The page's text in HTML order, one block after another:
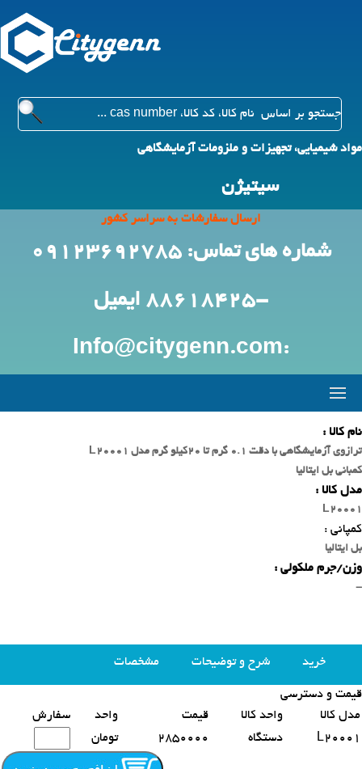
مواد شیمیایی، تجهیزات و ملزومات آزمایشگاهی
سیتیژن
ارسال سفارشات به سراسر کشور
شماره های تماس: 09123692785
-88618425 ایمیل
:Info@citygenn.com
نام کالا :
ترازوی آزمایشگاهی با دقت 0.1 گرم تا 20کیلو گرم مدل L20001
کمبانی بل ایتالیا
مدل کالا :
L20001
کمپانی :
بل ایتالیا
وزن/جرم ملکولی :
-
خرید شرح و توضیحات مشخصات
محصولات مشابه
قیمت و دسترسی
مدل کالا
واحد کالا قیمت واحد
سفارش
L20001
دستگاه 2850000 تومان